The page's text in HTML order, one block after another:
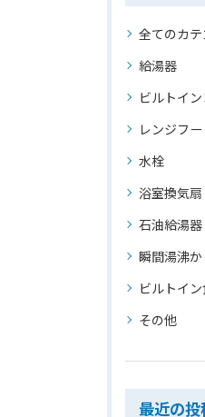
全てのカ
給湯器
ビルトイ
レンジフ
水栓
浴室換気扇
石油給湯器
瞬間湯沸
ビルトイ
その他
最近の投